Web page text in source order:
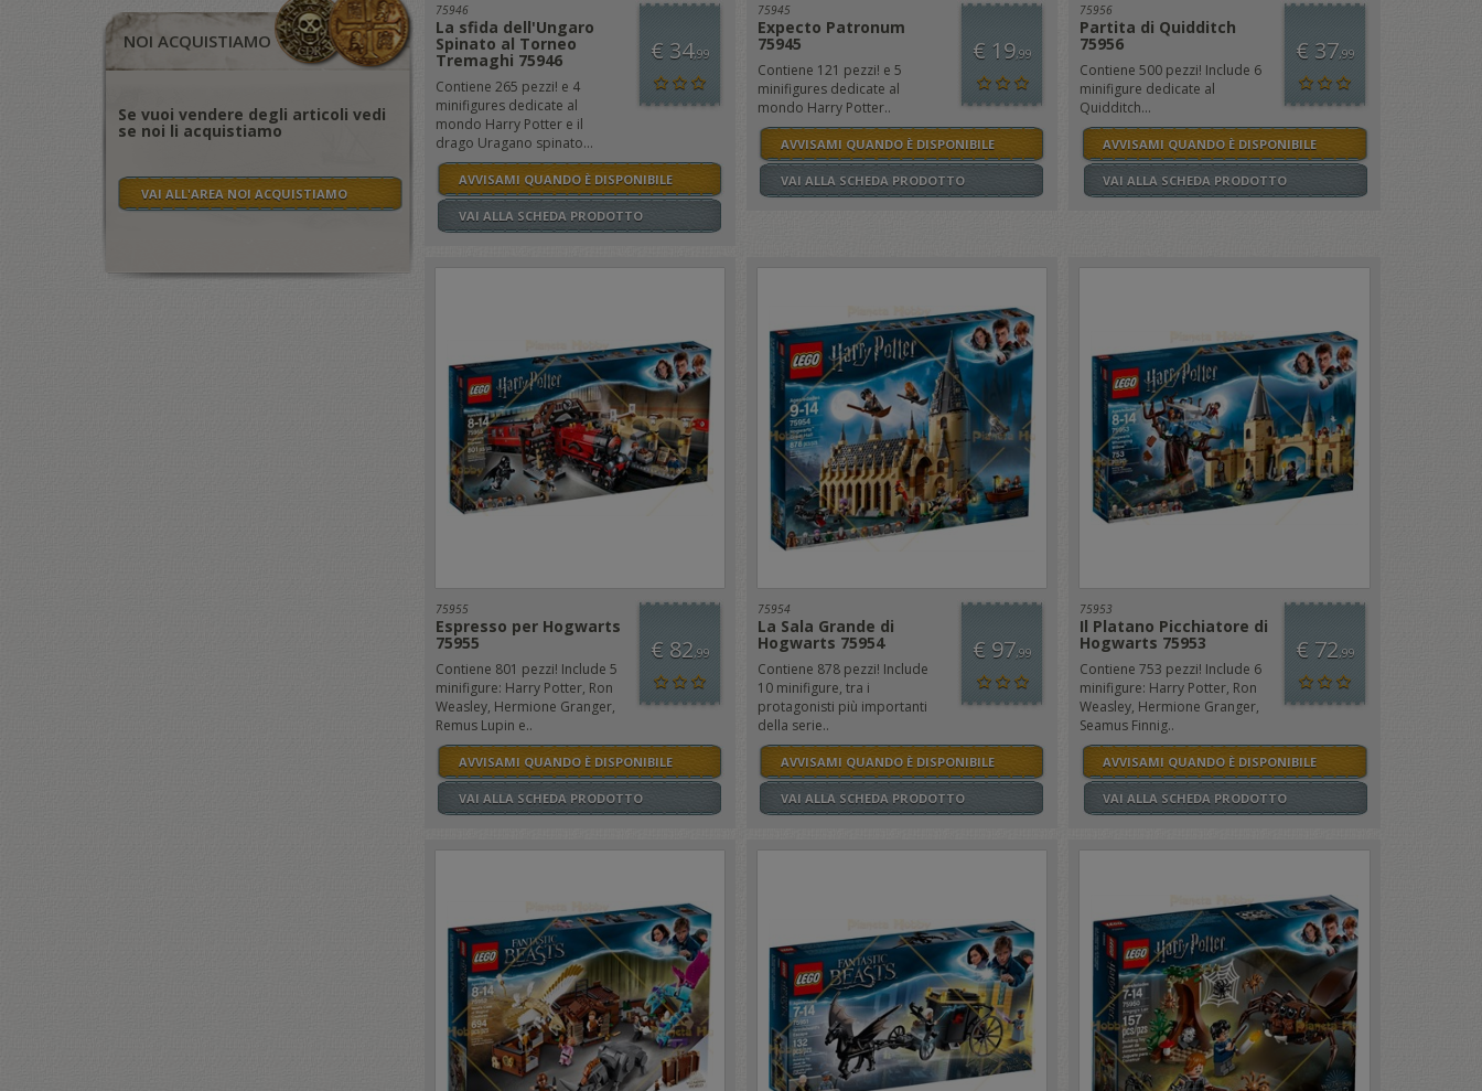
NOI ACQUISTIAMO
Se vuoi vendere degli articoli vedi
se noi li acquistiamo
VAI ALL'AREA NOI ACQUISTIAMO
75946
La sfida dell'Ungaro
Spinato al Torneo
Tremaghi 75946
Contiene 265 pezzi! e 4
minifigures dedicate al
mondo Harry Potter e il
drago Uragano spinato...
€ 34,99
AVVISAMI QUANDO È DISPONIBILE
VAI ALLA SCHEDA PRODOTTO
75945
Expecto Patronum
75945
Contiene 121 pezzi! e 5
minifigures dedicate al
mondo Harry Potter..
€ 19,99
AVVISAMI QUANDO È DISPONIBILE
VAI ALLA SCHEDA PRODOTTO
75956
Partita di Quidditch
75956
Contiene 500 pezzi! Include 6
minifigure dedicate al
Quidditch...
€ 37,99
AVVISAMI QUANDO È DISPONIBILE
VAI ALLA SCHEDA PRODOTTO
75955
Espresso per Hogwarts
75955
Contiene 801 pezzi! Include 5
minifigure: Harry Potter, Ron
Weasley, Hermione Granger,
Remus Lupin e..
€ 82,99
AVVISAMI QUANDO È DISPONIBILE
VAI ALLA SCHEDA PRODOTTO
75954
La Sala Grande di
Hogwarts 75954
Contiene 878 pezzi! Include
10 minifigure, tra i
protagonisti più importanti
della serie..
€ 97,99
AVVISAMI QUANDO È DISPONIBILE
VAI ALLA SCHEDA PRODOTTO
75953
Il Platano Picchiatore di
Hogwarts 75953
Contiene 753 pezzi! Include 6
minifigure: Harry Potter, Ron
Weasley, Hermione Granger,
Seamus Finnig..
€ 72,99
AVVISAMI QUANDO È DISPONIBILE
VAI ALLA SCHEDA PRODOTTO